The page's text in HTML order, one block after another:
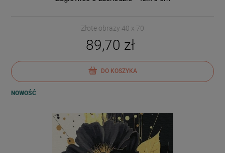
Złote obrazy 40 x 70
89,70 zł
DO KOSZYKA
NOWOŚĆ